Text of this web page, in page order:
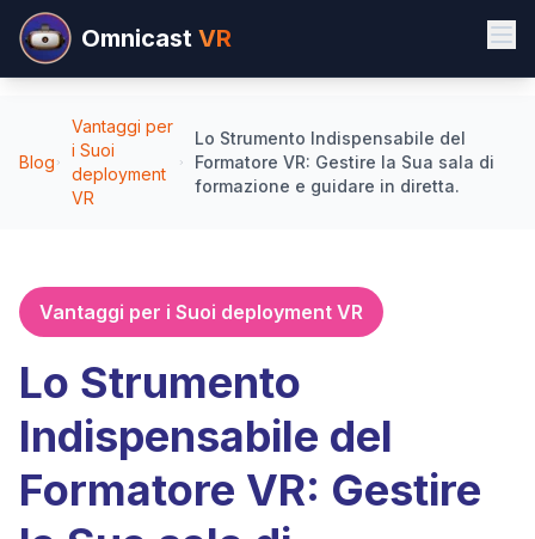
Omnicast VR
Blog
Vantaggi per
i Suoi
deployment
VR
Lo Strumento Indispensabile del
Formatore VR: Gestire la Sua sala di
formazione e guidare in diretta.
Vantaggi per i Suoi deployment VR
Lo Strumento
Indispensabile del
Formatore VR: Gestire